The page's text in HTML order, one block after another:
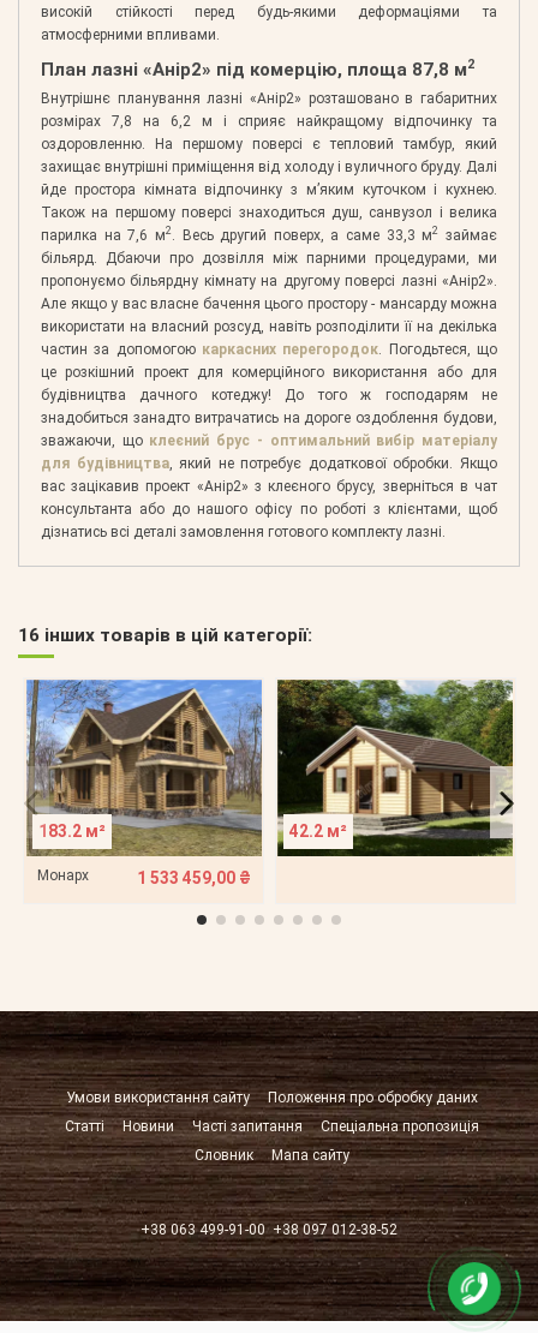
високій стійкості перед будь-якими деформаціями та
атмосферними впливами.
План лазні «Анір2» під комерцію, площа 87,8 м2
Внутрішнє планування лазні «Анір2» розташовано в габаритних
розмірах 7,8 на 6,2 м і сприяє найкращому відпочинку та
оздоровленню. На першому поверсі є тепловий тамбур, який
захищає внутрішні приміщення від холоду і вуличного бруду. Далі
йде простора кімната відпочинку з м’яким куточком і кухнею.
Також на першому поверсі знаходиться душ, санвузол і велика
парилка на 7,6 м2. Весь другий поверх, а саме 33,3 м2 займає
більярд. Дбаючи про дозвілля між парними процедурами, ми
пропонуємо більярдну кімнату на другому поверсі лазні «Анір2».
Але якщо у вас власне бачення цього простору - мансарду можна
використати на власний розсуд, навіть розподілити її на декілька
частин за допомогою каркасних перегородок . Погодьтеся, що
це розкішний проект для комерційного використання або для
будівництва дачного котеджу! До того ж господарям не
знадобиться занадто витрачатись на дороге оздоблення будови,
зважаючи, що клеєний брус - оптимальний вибір матеріалу
для будівництва, який не потребує додаткової обробки. Якщо
вас зацікавив проект «Анір2» з клеєного брусу, зверніться в чат
консультанта або до нашого офісу по роботі з клієнтами, щоб
дізнатись всі деталі замовлення готового комплекту лазні.
16 інших товарів в цій категорії:
183.2 м²
Монарх 1 533 459,00 ₴
42.2 м²
Умови використання сайту
Положення про обробку даних
Статті
Новини Часті запитання
Спеціальна пропозиція
Словник
Мапа сайту
+38 063 499-91-00 +38 097 012-38-52